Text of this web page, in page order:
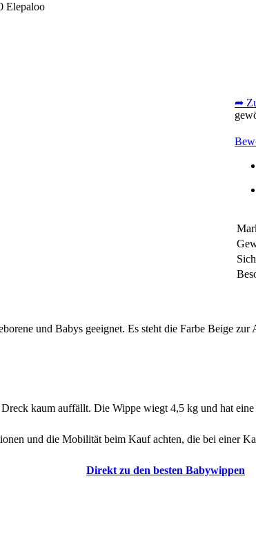
Elepaloo
➦
und Babys geeignet. Es steht die Farbe Beige
kaum auffällt. Die Wippe wiegt 4,5 kg und hat
und die Mobilität beim Kauf achten, die bei einer
Direkt zu den besten Babywippen